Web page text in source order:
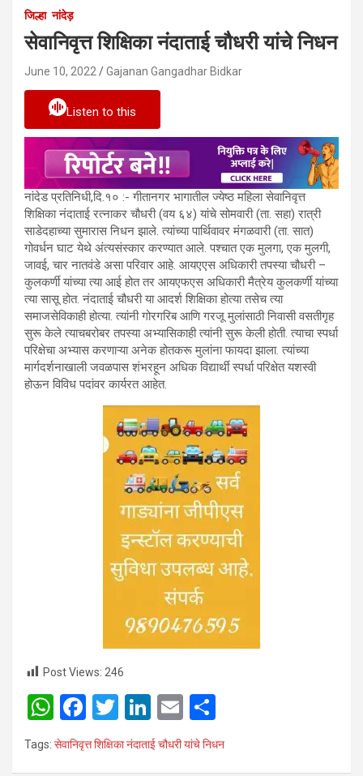
जिल्हा नांदेड़
सेवानिवृत्त शिक्षिका नंदाताई चौधरी यांचे निधन
June 10, 2022 Gajanan Gangadhar Bidkar
Listen to this
नांदेड प्रतिनिधी,दि.१० :- गीतानगर भागातील ज्येष्ठ महिला सेवानिवृत्त
शिक्षिका नंदाताई रत्नाकर चौधरी (वय ६४) यांचे सोमवारी (ता. सहा) रात्री
साडेदहाच्या सुमारास निधन झाले. त्यांच्या पार्थिवावर मंगळवारी (ता. सात)
गोवर्धन घाट येथे अंत्यसंस्कार करण्यात आले. पश्चात एक मुलगा, एक मुलगी,
जावई, चार नातवंडे असा परिवार आहे. आयएएस अधिकारी तपस्या चौधरी –
कुलकर्णी यांच्या त्या आई होत तर आयएफएस अधिकारी मैत्रेय कुलकर्णी यांच्या
त्या सासू होत. नंदाताई चौधरी या आदर्श शिक्षिका होत्या तसेच त्या
समाजसेविकाही होत्या. त्यांनी गोरगरिब आणि गरजू मुलांसाठी निवासी वसतीगृह
सुरू केले त्याचबरोबर तपस्या अभ्यासिकाही त्यांनी सुरू केली होती. त्याचा स्पर्धा
परिक्षेचा अभ्यास करणाऱ्या अनेक होतकरू मुलांना फायदा झाला. त्यांच्या
मार्गदर्शनाखाली जवळपास शंभरहून अधिक विद्यार्थी स्पर्धा परिक्षेत यशस्वी
होऊन विविध पदांवर कार्यरत आहेत.
Post Views: 246
W
h
at
F
a
ce
T
wi
tt
Li
n
ke
E
m
ail
h
ar
Tags: सेवानिवृत्त शिक्षिका नंदाताई चौधरी यांचे निधन